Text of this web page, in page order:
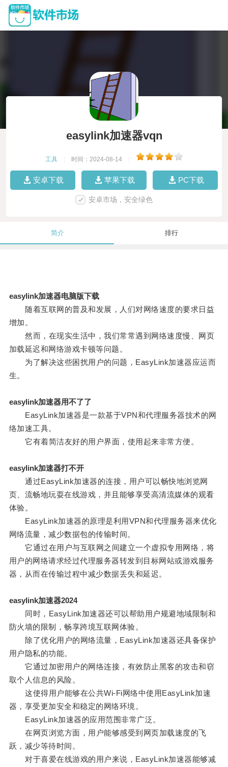
easylink加速器vqn
工具 时间：2024-08-14
安卓下载 苹果下载 PC下载
安卓市场，安全绿色
简介 排行
easylink加速器电脑版下载
随着互联网的普及和发展，人们对网络速度的要求日益
增加。
然而，在现实生活中，我们常常遇到网络速度慢、网页
加载延迟和网络游戏卡顿等问题。
为了解决这些困扰用户的问题，EasyLink加速器应运而
生。
easylink加速器用不了了
EasyLink加速器是一款基于VPN和代理服务器技术的网
络加速工具。
它有着简洁友好的用户界面，使用起来非常方便。
easylink加速器打不开
通过EasyLink加速器的连接，用户可以畅快地浏览网
页、流畅地玩耍在线游戏，并且能够享受高清流媒体的观看
体验。
EasyLink加速器的原理是利用VPN和代理服务器来优化
网络流量，减少数据包的传输时间。
它通过在用户与互联网之间建立一个虚拟专用网络，将
用户的网络请求经过代理服务器转发到目标网站或游戏服务
器，从而在传输过程中减少数据丢失和延迟。
easylink加速器2024
同时，EasyLink加速器还可以帮助用户规避地域限制和
防火墙的限制，畅享跨境互联网体验。
除了优化用户的网络流量，EasyLink加速器还具备保护
用户隐私的功能。
它通过加密用户的网络连接，有效防止黑客的攻击和窃
取个人信息的风险。
这使得用户能够在公共Wi-Fi网络中使用EasyLink加速
器，享受更加安全和稳定的网络环境。
EasyLink加速器的应用范围非常广泛。
在网页浏览方面，用户能够感受到网页加载速度的飞
跃，减少等待时间。
对于喜爱在线游戏的用户来说，EasyLink加速器能够减